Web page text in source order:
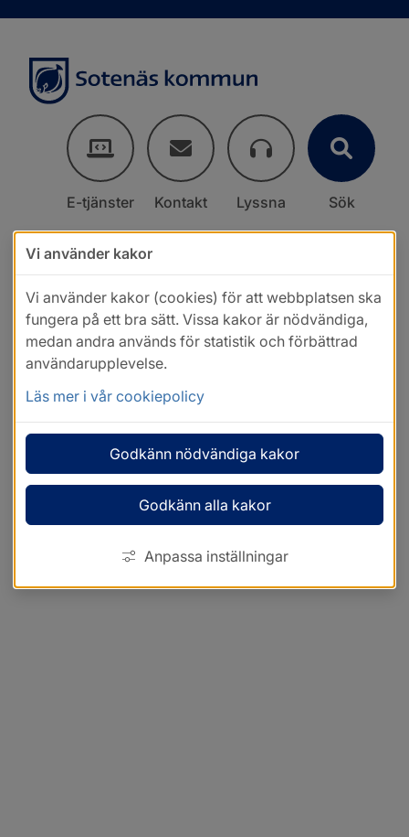
E-tjänster Kontakt Lyssna Sök
Vi använder kakor
Vi använder kakor (cookies) för att webbplatsen ska
fungera på ett bra sätt. Vissa kakor är nödvändiga,
medan andra används för statistik och förbättrad
användarupplevelse.
Läs mer i vår cookiepolicy
Godkänn nödvändiga kakor
Godkänn alla kakor
Anpassa inställningar